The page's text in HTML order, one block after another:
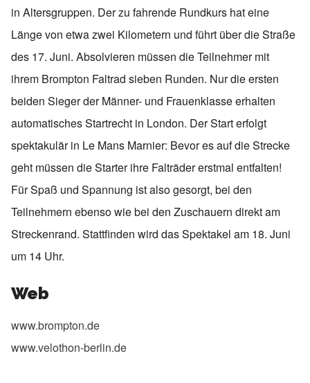
in Altersgruppen. Der zu fahrende Rundkurs hat eine
Länge von etwa zwei Kilometern und führt über die Straße
des 17. Juni. Absolvieren müssen die Teilnehmer mit
ihrem Brompton Faltrad sieben Runden. Nur die ersten
beiden Sieger der Männer- und Frauenklasse erhalten
automatisches Startrecht in London. Der Start erfolgt
spektakulär in Le Mans Marnier: Bevor es auf die Strecke
geht müssen die Starter ihre Falträder erstmal entfalten!
Für Spaß und Spannung ist also gesorgt, bei den
Teilnehmern ebenso wie bei den Zuschauern direkt am
Streckenrand. Stattfinden wird das Spektakel am 18. Juni
um 14 Uhr.
Web
www.brompton.de
www.velothon-berlin.de